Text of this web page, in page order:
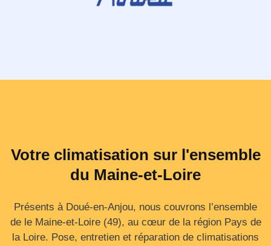
Votre climatisation sur l'ensemble
du Maine-et-Loire
Présents à Doué-en-Anjou, nous couvrons l’ensemble
de le Maine‑et‑Loire (49), au cœur de la région Pays de
la Loire. Pose, entretien et réparation de climatisations